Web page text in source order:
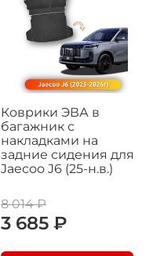
Коврики ЭВА в
багажник с
накладками на
задние сидения для
Jaecoo J6 (25-н.в.)
8 014 ₽
3 685 ₽